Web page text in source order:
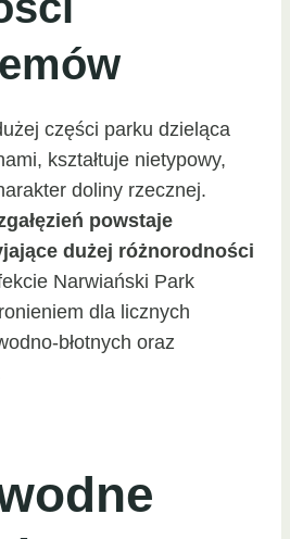
części parku dzieląca
kształtuje nietypowy,
doliny rzecznej.
powstaje
dużej różnorodności
Narwiański Park
dla licznych
błotnych oraz